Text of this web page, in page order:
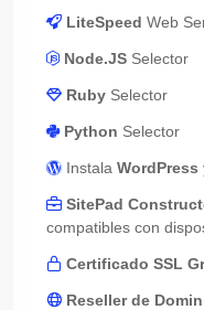
LiteSpeed Web
Node.JS Selector
Ruby Selector
Python Selector
Instala WordPress
SitePad
compatibles con
Certificado SSL
Reseller de